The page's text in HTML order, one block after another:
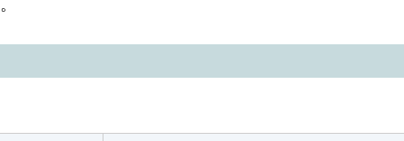
徒歩45分 210m² 140m²
徒歩26分 330m² 65m²
徒歩45分 240m² 220m²